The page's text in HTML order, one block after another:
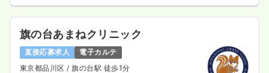
旗の台あまねクリニック
直接応募求人
電子カルテ
東京都品川区 / 旗の台駅 徒歩1分